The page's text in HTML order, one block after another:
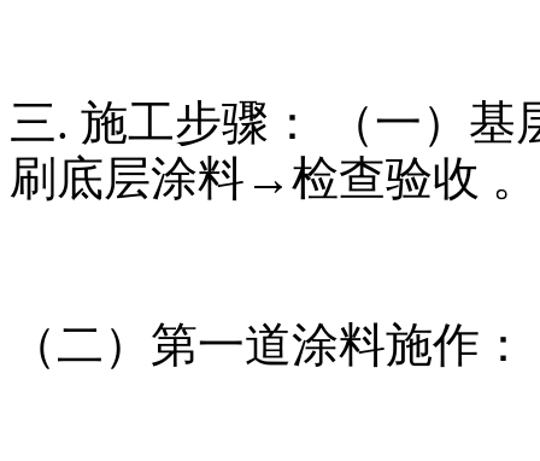
三. 施工步骤： （一）
刷底层涂料→检查验收 。
（二）第一道涂料施作：